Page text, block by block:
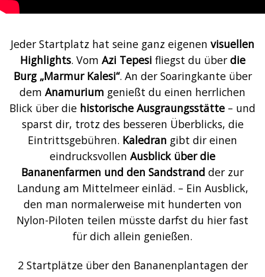
Jeder Startplatz hat seine ganz eigenen visuellen
Highlights. Vom Azi Tepesi fliegst du über die
Burg „Marmur Kalesi“. An der Soaringkante über
dem Anamurium genießt du einen herrlichen
Blick über die historische Ausgraungsstätte – und
sparst dir, trotz des besseren Überblicks, die
Eintrittsgebühren. Kaledran gibt dir einen
eindrucksvollen Ausblick über die
Bananenfarmen und den Sandstrand der zur
Landung am Mittelmeer einläd. – Ein Ausblick,
den man normalerweise mit hunderten von
Nylon-Piloten teilen müsste darfst du hier fast
für dich allein genießen.
2 Startplätze über den Bananenplantagen der